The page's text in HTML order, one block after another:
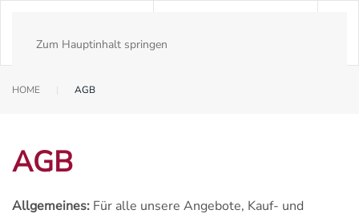
Zum Hauptinhalt springen
HOME AGB
AGB
Allgemeines: Für alle unsere Angebote, Kauf- und